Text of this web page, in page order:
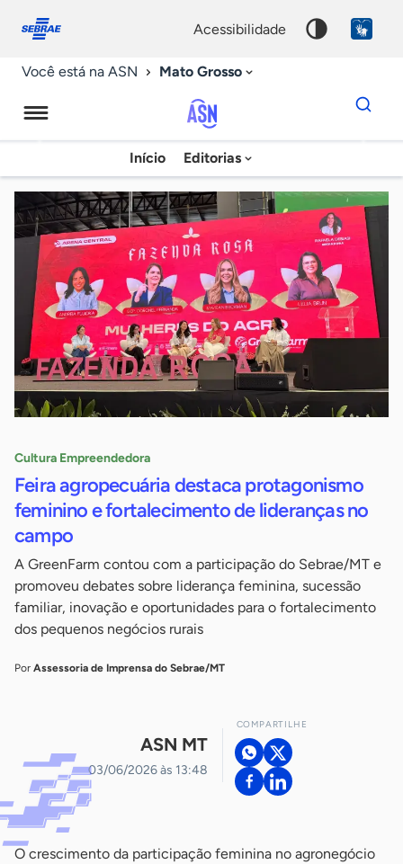
conosco
acessibilidade
Você está na ASN Mato Grosso
Agência
Sebrae
de
Notícias
Início Editorias
Dados
para
chave
Cultura Empreendedora
Feira agropecuária destaca protagonismo
feminino e fortalecimento de lideranças no
campo
A GreenFarm contou com a participação do Sebrae/MT e
promoveu debates sobre liderança feminina, sucessão
familiar, inovação e oportunidades para o fortalecimento
dos pequenos negócios rurais
Por Assessoria de Imprensa do Sebrae/MT
ASN MT
03/06/2026 às 13:48
COMPARTILHE
O crescimento da participação feminina no agronegócio